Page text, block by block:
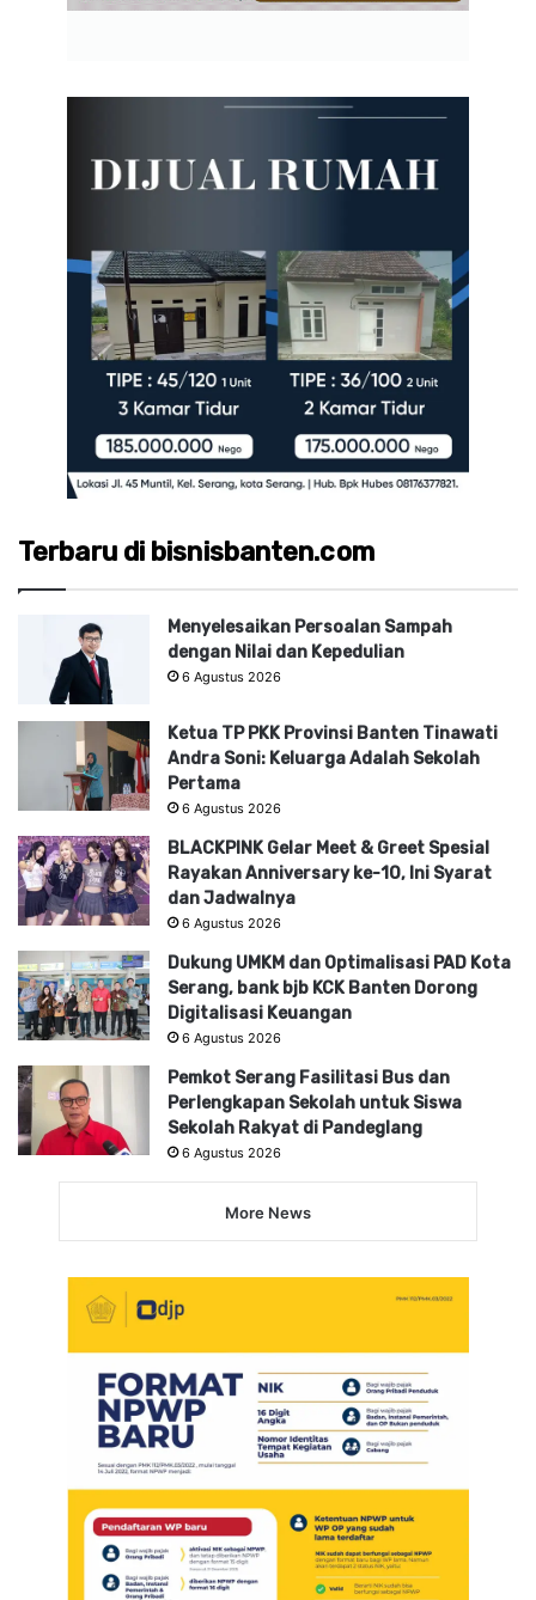
Terbaru di bisnisbanten.com
Menyelesaikan Persoalan Sampah
dengan Nilai dan Kepedulian
6 Agustus 2026
Ketua TP PKK Provinsi Banten Tinawati
Andra Soni: Keluarga Adalah Sekolah
Pertama
6 Agustus 2026
BLACKPINK Gelar Meet & Greet Spesial
Rayakan Anniversary ke-10, Ini Syarat
dan Jadwalnya
6 Agustus 2026
Dukung UMKM dan Optimalisasi PAD Kota
Serang, bank bjb KCK Banten Dorong
Digitalisasi Keuangan
6 Agustus 2026
Pemkot Serang Fasilitasi Bus dan
Perlengkapan Sekolah untuk Siswa
Sekolah Rakyat di Pandeglang
6 Agustus 2026
More News